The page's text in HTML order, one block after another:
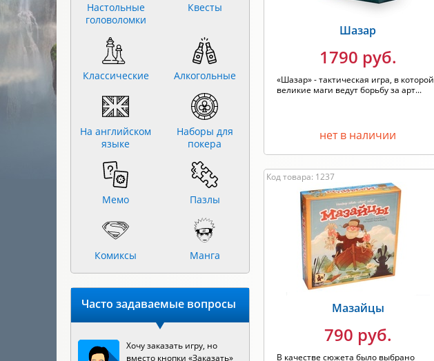
Шазар
1790 руб.
«Шазар» - тактическая игра, в которой
великие маги ведут борьбу за арт...
нет в наличии
Код товара: 1237
Мазайцы
790 руб.
В качестве сюжета было выбрано
Настольные
головоломки
Квесты
Классические Алкогольные
На английском
языке
Наборы для
покера
Мемо Пазлы
Комиксы Манга
Часто задаваемые вопросы
Хочу заказать игру, но
вместо кнопки «Заказать»